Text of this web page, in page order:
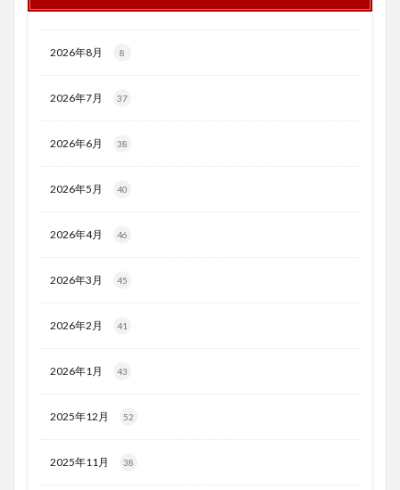
2026年8月 8
2026年7月 37
2026年6月 38
2026年5月 40
2026年4月 46
2026年3月 45
2026年2月 41
2026年1月 43
2025年12月 52
2025年11月 38